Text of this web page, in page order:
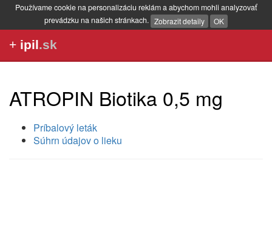
Používame cookie na personalizáciu reklám a abychom mohli analyzovať
prevádzku na našich stránkach. Zobrazit detaily OK
+ ipil.sk
ATROPIN Biotika 0,5 mg
Príbalový leták
Súhrn údajov o lieku